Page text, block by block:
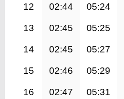
12 02:44 05:24
13 02:45 05:25
14 02:45 05:27
15 02:46 05:29
16 02:47 05:31